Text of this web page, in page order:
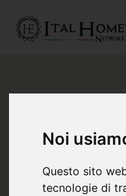
Noi
Questo sito
tecnologie di